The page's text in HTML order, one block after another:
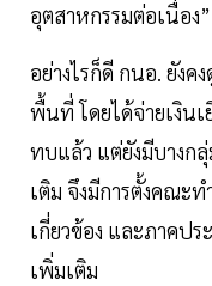
อุตสาหกรรมต่อเนื่อง”
อย่างไรก็ดี กนอ. ยัง
พื้นที่ โดยได้จ่ายเงิน
ทบแล้ว แต่ยังมีบางก
เติม จึงมีการตั้งคณะท
เกี่ยวข้อง และภาคป
เพิ่มเติม